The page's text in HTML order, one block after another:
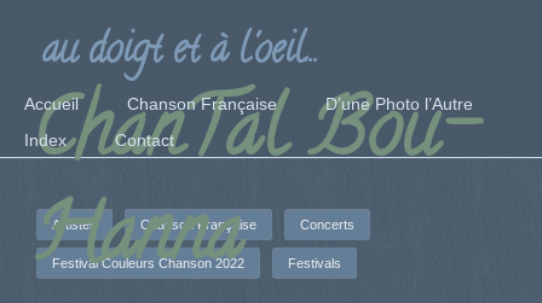
ChanTal Bou-
Hanna
au doigt et à l'oeil...
Accueil Chanson Française
D’une Photo l’Autre
Index
Contact
Artistes Chanson Française Concerts
Festival Couleurs Chanson 2022 Festivals